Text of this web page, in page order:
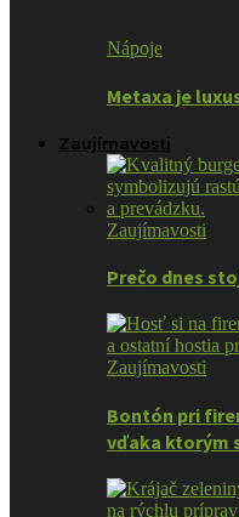
Nápoje
Metaxa je
Zaujímavosti
Zaujímavosti
Prečo dnes
Zaujímavosti
Bontón pri
vďaka ktorým